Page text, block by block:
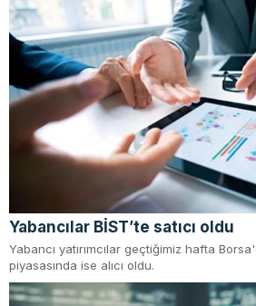
Yabancılar BİST’te satıcı oldu
Yabancı yatırımcılar geçtiğimiz hafta
piyasasında ise alıcı oldu.